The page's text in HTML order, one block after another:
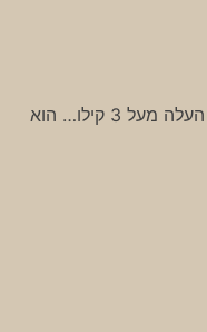
בינתיים הכלבלב הקטן הזה כבר העלה מעל 3 קילו… הוא